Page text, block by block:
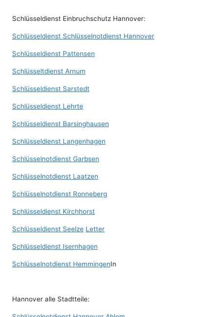
Schlüsseldienst Einbruchschutz Hannover:
Schlüsseldienst Schlüsselnotdienst Hannover
Schlüsseldienst Pattensen
Schlüsseltdienst Arnum
Schlüsseldienst Sarstedt
Schlüsseldienst Lehrte
Schlüsseldienst Barsinghausen
Schlüsseldienst Langenhagen
Schlüsselnotdienst Garbsen
Schlüsselnotdienst Laatzen
Schlüsselnotdienst Ronneberg
Schlüsseldienst Kirchhorst
Schlüsseldienst Seelze Letter
Schlüsseldienst Isernhagen
Schlüsselnotdienst HemmingenIn
Hannover alle Stadtteile: